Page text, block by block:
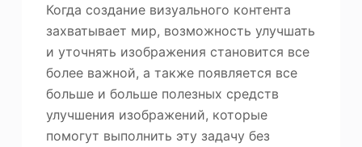
Когда создание визуального контента
захватывает мир, возможность улучшать
и уточнять изображения становится все
более важной, а также появляется все
больше и больше полезных средств
улучшения изображений, которые
помогут выполнить эту задачу без